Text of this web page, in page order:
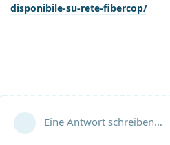
disponibile-su-rete-fibercop/
Eine Antwort schreiben…